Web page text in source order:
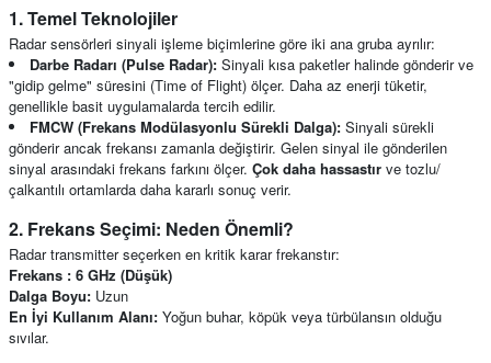
1. Temel Teknolojiler
Radar sensörleri sinyali işleme biçimlerine göre iki ana gruba ayrılır:
Darbe Radarı (Pulse Radar): Sinyali kısa paketler halinde gönderir ve
"gidip gelme" süresini (Time of Flight) ölçer. Daha az enerji tüketir,
genellikle basit uygulamalarda tercih edilir.
FMCW (Frekans Modülasyonlu Sürekli Dalga): Sinyali sürekli
gönderir ancak frekansı zamanla değiştirir. Gelen sinyal ile gönderilen
sinyal arasındaki frekans farkını ölçer. Çok daha hassastır ve tozlu/
çalkantılı ortamlarda daha kararlı sonuç verir.
2. Frekans Seçimi: Neden Önemli?
Radar transmitter seçerken en kritik karar frekanstır:
Frekans : 6 GHz (Düşük)
Dalga Boyu: Uzun
En İyi Kullanım Alanı: Yoğun buhar, köpük veya türbülansın olduğu
sıvılar.